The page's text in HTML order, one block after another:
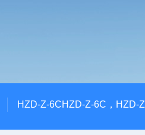
HZD-Z-6CHZD-Z-6C，HZD-